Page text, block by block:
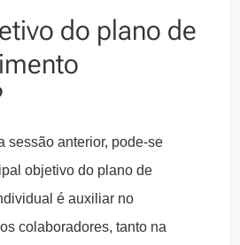
do plano de
sessão anterior, pode-se
objetivo do plano de
é auxiliar no
colaboradores, tanto na